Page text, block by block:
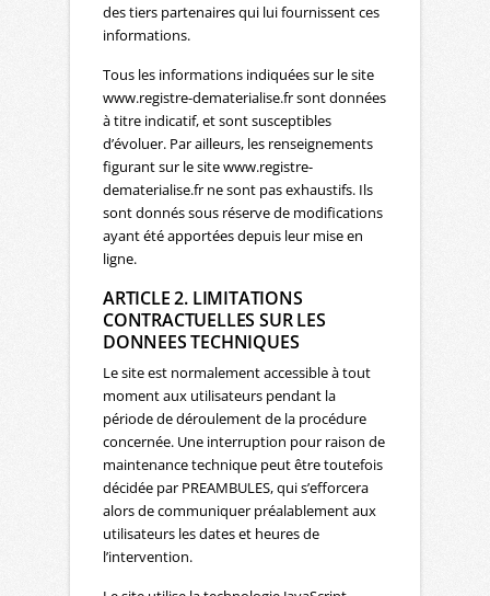
des tiers partenaires qui lui fournissent ces
informations.
Tous les informations indiquées sur le site
www.registre-dematerialise.fr sont données
à titre indicatif, et sont susceptibles
d’évoluer. Par ailleurs, les renseignements
figurant sur le site www.registre-
dematerialise.fr ne sont pas exhaustifs. Ils
sont donnés sous réserve de modifications
ayant été apportées depuis leur mise en
ligne.
ARTICLE 2. LIMITATIONS
CONTRACTUELLES SUR LES
DONNEES TECHNIQUES
Le site est normalement accessible à tout
moment aux utilisateurs pendant la
période de déroulement de la procédure
concernée. Une interruption pour raison de
maintenance technique peut être toutefois
décidée par PREAMBULES, qui s’efforcera
alors de communiquer préalablement aux
utilisateurs les dates et heures de
l’intervention.